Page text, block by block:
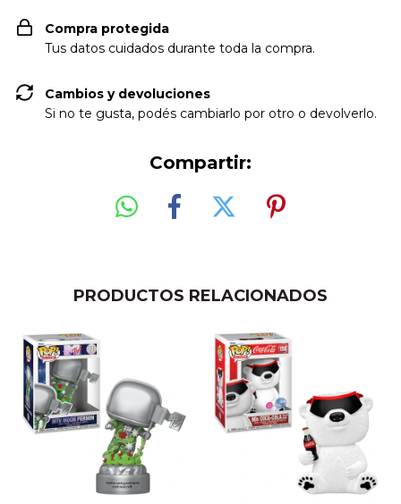
Compra protegida
Tus datos cuidados durante toda la compra.
Cambios y devoluciones
Si no te gusta, podés cambiarlo por otro o devolverlo.
Compartir:
PRODUCTOS RELACIONADOS